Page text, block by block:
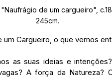
de um cargueiro",
245cm.
um Cargueiro, o que vemos
as suas ideias e
A força da Natureza?